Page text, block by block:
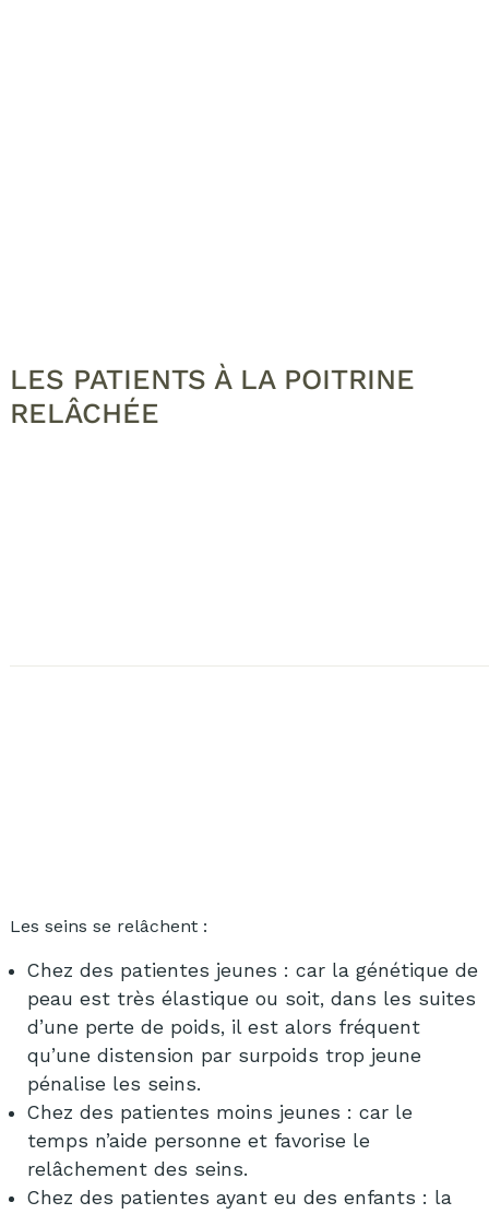
LES PATIENTS À LA POITRINE
RELÂCHÉE
Les seins se relâchent :
Chez des patientes jeunes : car la génétique de
peau est très élastique ou soit, dans les suites
d’une perte de poids, il est alors fréquent
qu’une distension par surpoids trop jeune
pénalise les seins.
Chez des patientes moins jeunes : car le
temps n’aide personne et favorise le
relâchement des seins.
Chez des patientes ayant eu des enfants : la